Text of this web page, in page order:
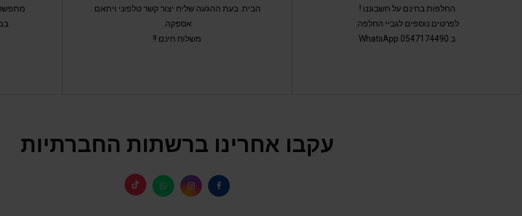
החלפות בחינם על חשבוננו !
לפרטים נוספים לגביי החלפה:
ב 0547174490 WhatsApp
הבית. בעת ההגעה שליח יצור קשר טלפוני ויתאם
אספקה.
משלוח חינם !!
עקבו אחרינו ברשתות החברתיות